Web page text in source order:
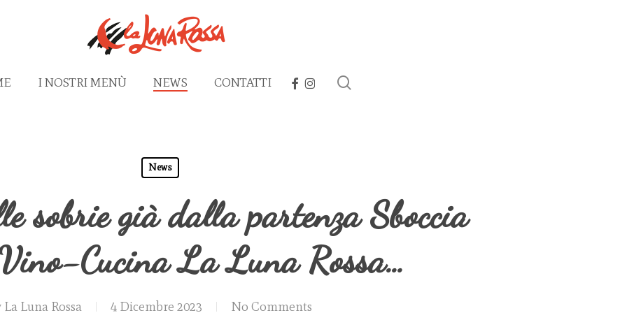
I NOSTRI MENÙ NEWS CONTATTI FACEBOOK
INSTAGRAM
News
sobrie già dalla partenza Sboccia
Cucina La Luna Rossa…
La Luna Rossa 4 Dicembre 2023 No Comments